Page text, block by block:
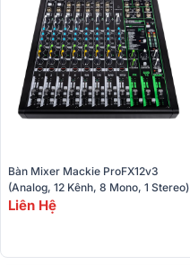
Bàn Mixer Mackie ProFX12v3
(Analog, 12 Kênh, 8 Mono, 1 Stereo)
Liên Hệ